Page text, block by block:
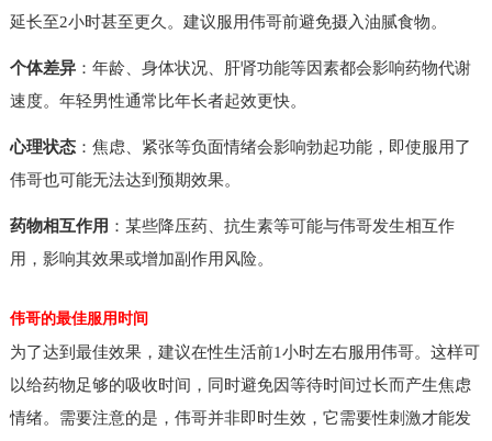
延长至2小时甚至更久。建议服用伟哥前避免摄入油腻食物。
个体差异：年龄、身体状况、肝肾功能等因素都会影响药物代谢
速度。年轻男性通常比年长者起效更快。
心理状态：焦虑、紧张等负面情绪会影响勃起功能，即使服用了
伟哥也可能无法达到预期效果。
药物相互作用 ：某些降压药、抗生素等可能与伟哥发生相互作
用，影响其效果或增加副作用风险。
伟哥的最佳服用时间
为了达到最佳效果，建议在性生活前1小时左右服用伟哥。这样可
以给药物足够的吸收时间，同时避免因等待时间过长而产生焦虑
情绪。需要注意的是，伟哥并非即时生效，它需要性刺激才能发